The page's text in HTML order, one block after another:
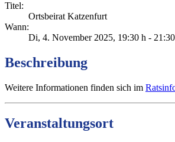
Titel:
Ortsbeirat Katzenfurt
Wann:
Di, 4. November 2025, 19:30 h -
Beschreibung
Weitere Informationen finden sich im
Veranstaltungsort